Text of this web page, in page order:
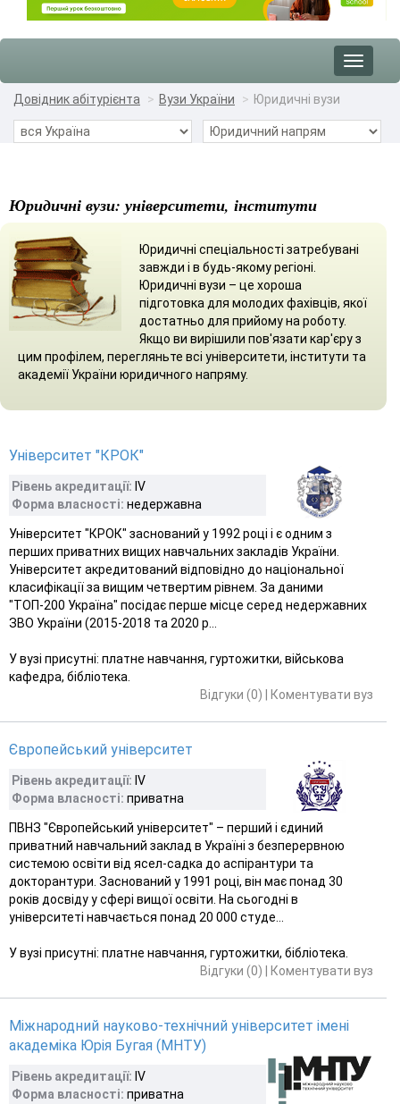
Toggle
Довідник абітурієнта
Вузи України Юридичні вузи
Юридичні вузи: університети, інститути
Юридичні спеціальності затребувані
завжди і в будь-якому регіоні.
Юридичні вузи – це хороша
підготовка для молодих фахівців, якої
достатньо для прийому на роботу.
Якщо ви вирішили пов'язати кар'єру з
цим профілем, перегляньте всі університети, інститути та
академії України юридичного напряму.
Університет "КРОК"
Рівень акредитації: ІV
Форма власності: недержавна
Університет "КРОК" заснований у 1992 році і є одним з
перших приватних вищих навчальних закладів України.
Університет акредитований відповідно до національної
класифікації за вищим четвертим рівнем. За даними
"ТОП-200 Україна" посідає перше місце серед недержавних
ЗВО України (2015-2018 та 2020 р...
У вузі присутні: платне навчання, гуртожитки, військова
кафедра, бібліотека.
Відгуки (0)
Коментувати вуз
Європейський університет
Рівень акредитації: IV
Форма власності: приватна
ПВНЗ "Європейський університет" – перший і єдиний
приватний навчальний заклад в Україні з безперервною
системою освіти від ясел-садка до аспірантури та
докторантури. Заснований у 1991 році, він має понад 30
років досвіду у сфері вищої освіти. На сьогодні в
університеті навчається понад 20 000 студе...
У вузі присутні: платне навчання, гуртожитки, бібліотека.
Відгуки (0)
Коментувати вуз
Міжнародний науково-технічний університет імені
академіка Юрія Бугая (МНТУ)
Рівень акредитації: IV
Форма власності: приватна